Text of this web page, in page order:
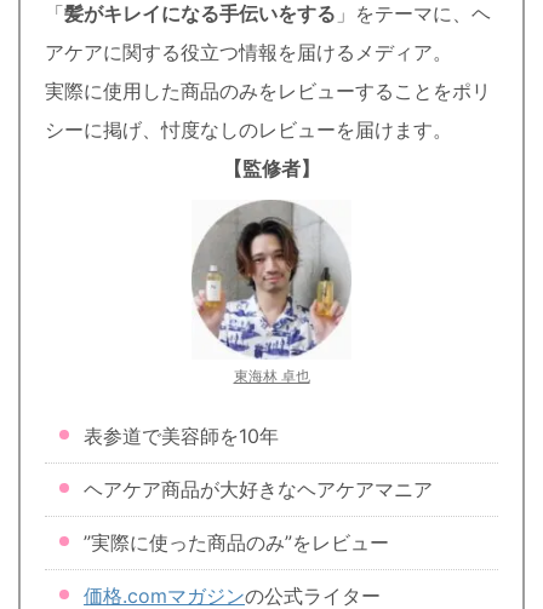
「髪がキレイになる手伝いをする 」をテーマに、ヘ
アケアに関する役立つ情報を届けるメディア。
実際に使用した商品のみをレビューすることをポリ
シーに掲げ、忖度なしのレビューを届けます。
【監修者】
東海林 卓也
表参道で美容師を10年
ヘアケア商品が大好きなヘアケアマニア
”実際に使った商品のみ”をレビュー
価格.comマガジンの公式ライター